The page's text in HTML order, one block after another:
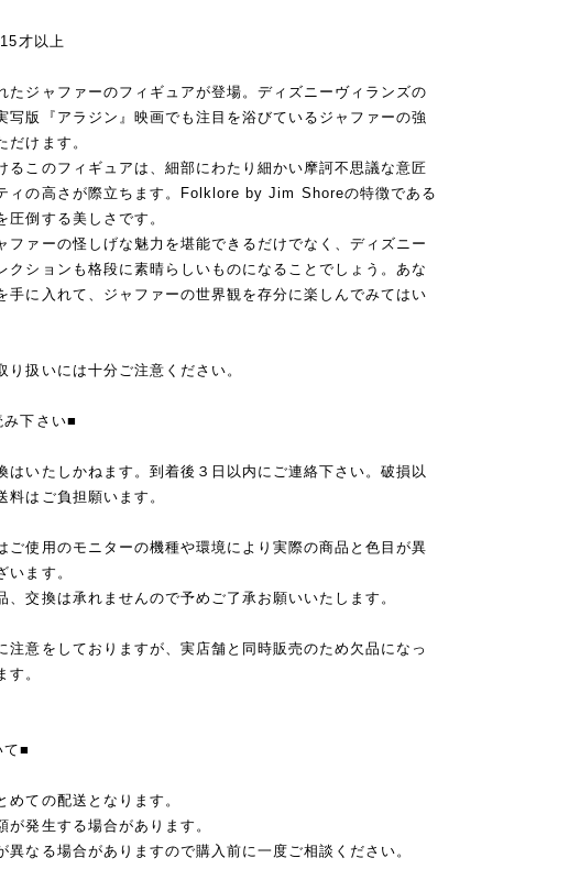
才以上
たジャファーのフィギュアが登場。ディズニーヴィランズの
写版『アラジン』映画でも注目を浴びているジャファーの強
だけます。
るこのフィギュアは、細部にわたり細かい摩訶不思議な意匠
ィの高さが際立ちます。Folklore by Jim Shoreの特徴である
圧倒する美しさです。
ファーの怪しげな魅力を堪能できるだけでなく、ディズニー
クションも格段に素晴らしいものになることでしょう。あな
手に入れて、ジャファーの世界観を存分に楽しんでみてはい
扱いには十分ご注意ください。
み下さい■
いたしかねます。到着後３日以内にご連絡下さい。破損以
料はご負担願います。
ご使用のモニターの機種や環境により実際の商品と色目が異
います。
、交換は承れませんので予めご了承お願いいたします。
意をしておりますが、実店舗と同時販売のため欠品になっ
す。
て■
ての配送となります。
が発生する場合があります。
なる場合がありますので購入前に一度ご相談ください。